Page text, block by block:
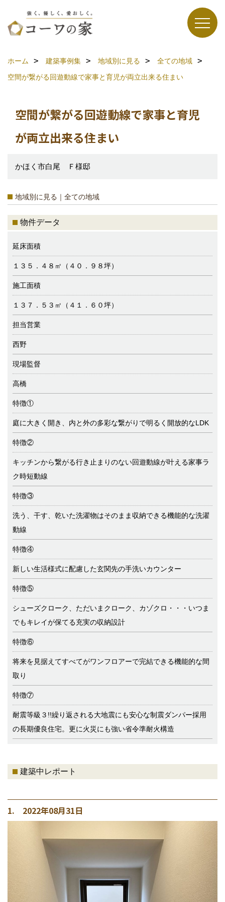
ホーム 建築事例集 地域別に見る
全ての地域
空間が繋がる回遊動線で家事と育児が両立出来る住まい
空間が繋がる回遊動線で家事と育児
が両立出来る住まい
かほく市白尾 Ｆ様邸
地域別に見る｜全ての地域
物件データ
延床面積
１３５．４８㎡（４０．９８坪）
施工面積
１３７．５３㎡（４１．６０坪）
担当営業
西野
現場監督
高橋
特徴①
庭に大きく開き、内と外の多彩な繋がりで明るく開放的なLDK
特徴②
キッチンから繋がる行き止まりのない回遊動線が叶える家事ラ
ク時短動線
特徴③
洗う、干す、乾いた洗濯物はそのまま収納できる機能的な洗濯
動線
特徴④
新しい生活様式に配慮した玄関先の手洗いカウンター
特徴⑤
シューズクローク、ただいまクローク、カゾクロ・・・いつま
でもキレイが保てる充実の収納設計
特徴⑥
将来を見据えてすべてがワンフロアーで完結できる機能的な間
取り
特徴⑦
耐震等級３!!繰り返される大地震にも安心な制震ダンパー採用
の長期優良住宅。更に火災にも強い省令準耐火構造
建築中レポート
1. 2022年08月31日